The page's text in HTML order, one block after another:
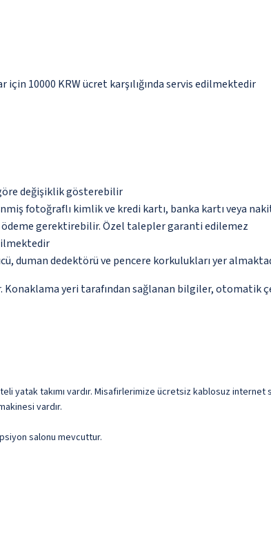
10000 KRW ücret karşılığında servis edilmektedir
değişiklik gösterebilir
fotoğraflı kimlik ve kredi kartı, banka kartı veya
ödeme gerektirebilir. Özel talepler garanti edilemez
duman dedektörü ve pencere korkulukları yer
Konaklama yeri tarafından sağlanan bilgiler, otomatik
yatak takımı vardır. Misafirlerimize ücretsiz kablosuz
vardır.
salonu mevcuttur.